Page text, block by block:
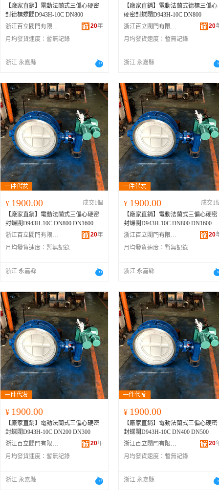
【廠家直銷】電動法蘭式三偏心硬密
封德標蝶閥D943H-10C DN800
浙江百立閥門有限公司
20年
月均發貨速度： 暫無記錄
浙江 永嘉縣
【廠家直銷】電動法蘭式德標三偏心
硬密封蝶閥D943H-10C DN800
浙江百立閥門有限公司
20
月均發貨速度： 暫無記錄
浙江 永嘉縣
¥ 1900.00
成交1個
【廠家直銷】電動法蘭式三偏心硬密
封蝶閥D943H-10C DN800 DN1600
浙江百立閥門有限公司
20年
月均發貨速度： 暫無記錄
浙江 永嘉縣
¥ 1900.00
成交1
【廠家直銷】電動法蘭式三偏心硬密
封蝶閥D943H-10C DN800 DN1600
浙江百立閥門有限公司
20
月均發貨速度： 暫無記錄
浙江 永嘉縣
¥ 1900.00
【廠家直銷】電動法蘭式三偏心硬密
封蝶閥D943H-10C DN200 DN300
浙江百立閥門有限公司
20年
月均發貨速度： 暫無記錄
浙江 永嘉縣
¥ 1900.00
【廠家直銷】電動法蘭式三偏心硬密
封蝶閥D943H-10C DN400 DN500
浙江百立閥門有限公司
20
月均發貨速度： 暫無記錄
浙江 永嘉縣